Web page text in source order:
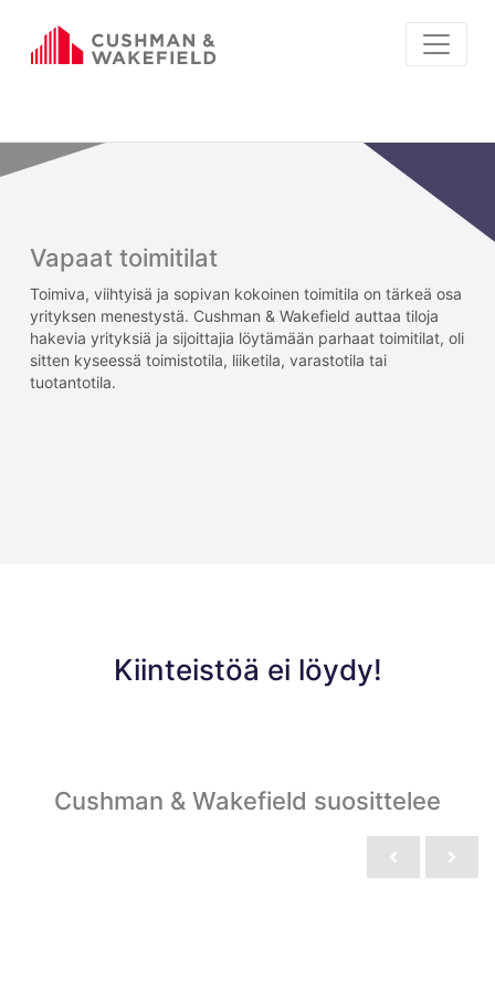
Vapaat toimitilat
Toimiva, viihtyisä ja sopivan kokoinen toimitila on tärkeä osa
yrityksen menestystä. Cushman & Wakefield auttaa tiloja
hakevia yrityksiä ja sijoittajia löytämään parhaat toimitilat, oli
sitten kyseessä toimistotila, liiketila, varastotila tai
tuotantotila.
Kiinteistöä ei löydy!
Cushman & Wakefield suosittelee